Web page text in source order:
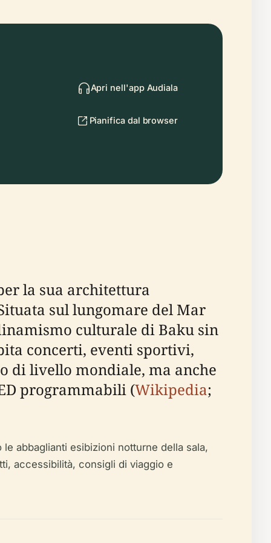
Apri nell'app Audiala
Pianifica dal browser
la sua architettura
sul lungomare del Mar
culturale di Baku sin
concerti, eventi sportivi,
di livello mondiale, ma anche
programmabili (Wikipedia;
abbaglianti esibizioni notturne della sala,
accessibilità, consigli di viaggio e